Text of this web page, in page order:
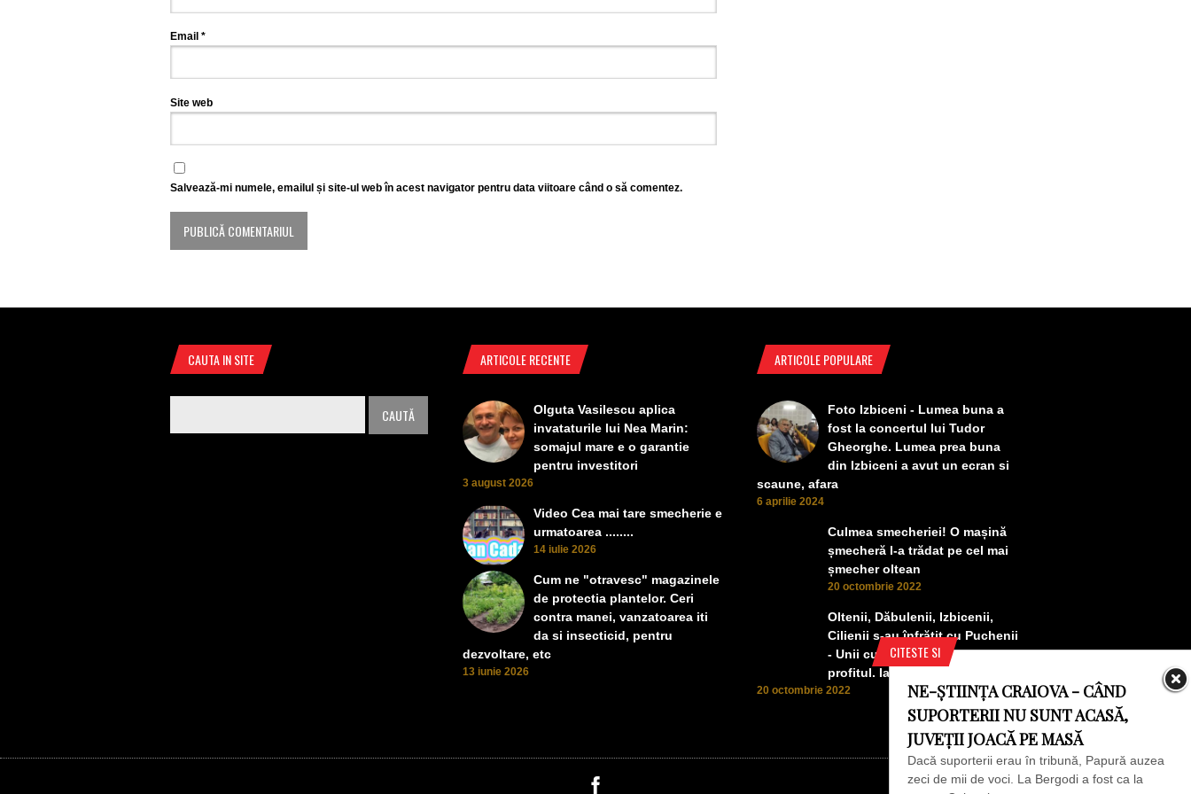
Email *
Site web
Salvează-mi numele, emailul și site-ul web în acest navigator pentru data viitoare când o să comentez.
CITESTE SI
NE-ȘTIINȚA CRAIOVA - CÂND
SUPORTERII NU SUNT ACASĂ,
JUVEȚII JOACĂ PE MASĂ
Dacă suporterii erau în tribună, Papură auzea
zeci de mii de voci. La Bergodi a fost ca la
CAUTA IN SITE ARTICOLE RECENTE
Olguta Vasilescu aplica
invataturile lui Nea Marin:
somajul mare e o garantie
pentru investitori
3 august 2026
Video Cea mai tare smecherie e
urmatoarea ........
14 iulie 2026
Cum ne "otravesc" magazinele
de protectia plantelor. Ceri
contra manei, vanzatoarea iti
da si insecticid, pentru
dezvoltare, etc
13 iunie 2026
ARTICOLE POPULARE
Foto Izbiceni - Lumea buna a
fost la concertul lui Tudor
Gheorghe. Lumea prea buna
din Izbiceni a avut un ecran si
scaune, afara
6 aprilie 2024
Culmea smecheriei! O mașină
șmecheră l-a trădat pe cel mai
șmecher oltean
20 octombrie 2022
Oltenii, Dăbulenii, Izbicenii,
Cilienii s-au înfrățit cu Puchenii
- Unii cu munca, alții cu
profitul. Iată ce a ieșit!
20 octombrie 2022